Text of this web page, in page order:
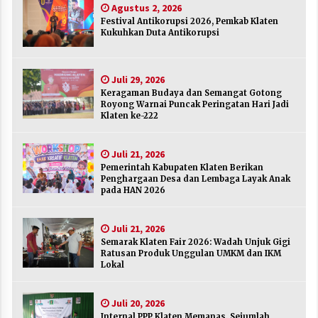
Agustus 2, 2026
Juli 29, 2026
Pemerintah Kabupaten Klaten Berikan
Juli 21, 2026
Semarak Klaten Fair 2026: Wadah Unjuk Gigi
Ratusan Produk Unggulan UMKM dan IKM
Internal PPP Klaten Memanas, Sejumlah Ketua
PAC Nyatakan Mundur Massal
Merayakan Sekolah sebagai Rumah Kedua
Agustus 2, 2026
Festival Antikorupsi 2026, Pemkab Klaten
Kukuhkan Duta Antikorupsi
Juli 29, 2026
Keragaman Budaya dan Semangat Gotong
Royong Warnai Puncak Peringatan Hari Jadi
Klaten ke-222
Juli 21, 2026
Pemerintah Kabupaten Klaten Berikan
Penghargaan Desa dan Lembaga Layak Anak
pada HAN 2026
Juli 21, 2026
Semarak Klaten Fair 2026: Wadah Unjuk Gigi
Ratusan Produk Unggulan UMKM dan IKM
Lokal
Juli 20, 2026